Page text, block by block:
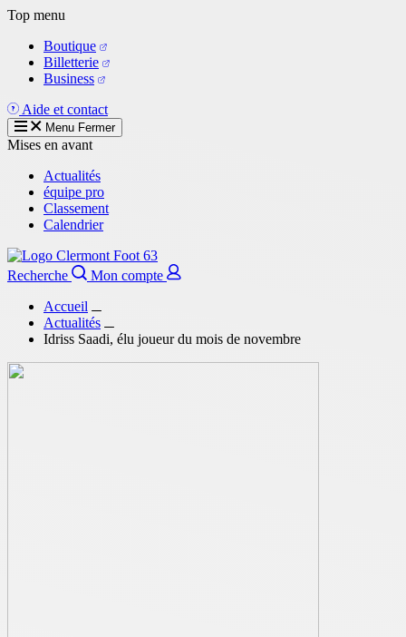
Aller
contenu
principal
Top menu
Boutique
Billetterie
Business
Aide et contact
Menu Fermer
Mises en avant
Actualités
équipe pro
Classement
Calendrier
Recherche
Mon compte
Accueil
Actualités
Idriss Saadi, élu joueur du mois de novembre